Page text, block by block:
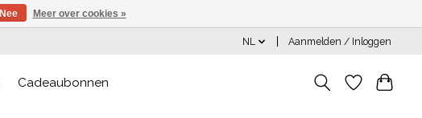
NL Aanmelden / Inloggen
Cadeaubonnen
Nee Meer over cookies »